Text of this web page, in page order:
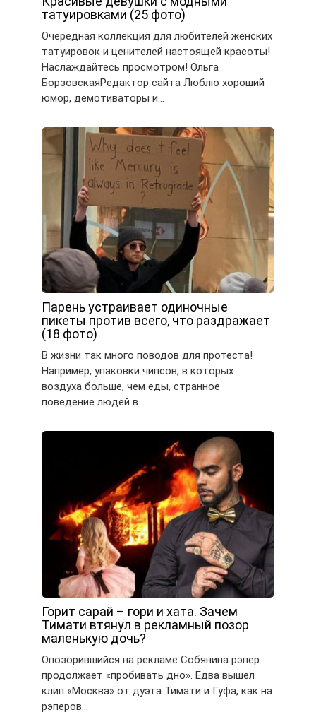
татуировками (25 фото)
Очередная коллекция для любителей женских
татуировок и ценителей настоящей красоты!
Наслаждайтесь просмотром! Ольга
БорзовскаяРедактор сайта Люблю хороший
юмор, демотиваторы и…
Парень устраивает одиночные
пикеты против всего, что раздражает
(18 фото)
В жизни так много поводов для протеста!
Например, упаковки чипсов, в которых
воздуха больше, чем еды, странное
поведение людей в…
Горит сарай – гори и хата. Зачем
Тимати втянул в рекламный позор
маленькую дочь?
Опозорившийся на рекламе Собянина рэпер
продолжает «пробивать дно». Едва вышел
клип «Москва» от дуэта Тимати и Гуфа, как на
рэперов…